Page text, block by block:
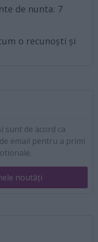
de nunta: 7
o recunoști și
sunt de acord ca
email pentru a primi
noutăți